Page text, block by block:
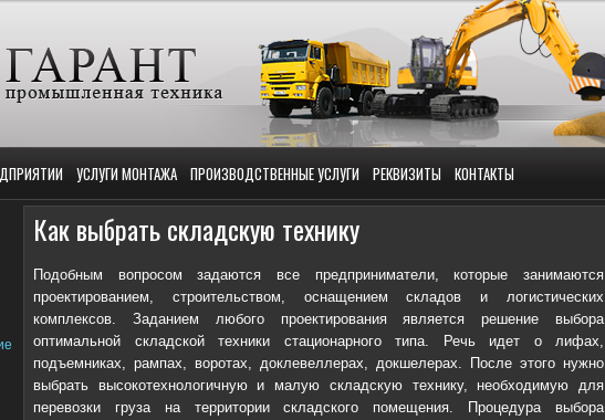
УСЛУГИ МОНТАЖА ПРОИЗВОДСТВЕННЫЕ УСЛУГИ РЕКВИЗИТЫ КОНТАКТЫ
Как выбрать складскую технику
Подобным вопросом задаются все предприниматели, которые занимаются
проектированием, строительством, оснащением складов и логистических
комплексов. Заданием любого проектирования является решение выбора
оптимальной складской техники стационарного типа. Речь идет о лифах,
подъемниках, рампах, воротах, доклевеллерах, докшелерах. После этого нужно
выбрать высокотехнологичную и малую складскую технику, необходимую для
перевозки груза на территории складского помещения. Процедура выбора